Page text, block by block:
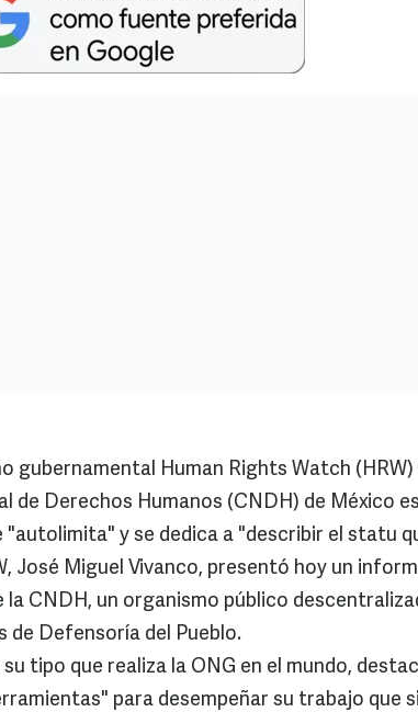
gubernamental Human Rights Watch
de Derechos Humanos (CNDH) de México
"autolimita" y se dedica a "describir el statu
José Miguel Vivanco, presentó hoy un
la CNDH, un organismo público
de Defensoría del Pueblo.
tipo que realiza la ONG en el mundo,
para desempeñar su trabajo que